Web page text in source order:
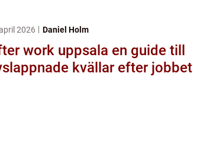
2026 Daniel Holm
work uppsala en guide till
kvällar efter jobbet